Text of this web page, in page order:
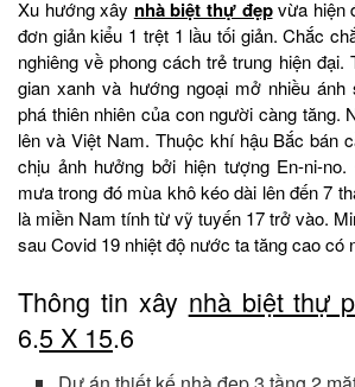
Xu hướng xây nhà biệt thự đẹpvừa hiện
đơn giản kiểu 1 trệt 1 lầu tối giản. Chắc
nghiêng về phong cách trẻ trung hiện đại.
gian xanh và hướng ngoại mở nhiều
phá thiên nhiên của con người càng tăng.
lên và Việt Nam. Thuộc khí hậu Bắc bán
chịu ảnh hưởng bởi hiện tượng En-ni-
mưa trong đó mùa khô kéo dài lên đến 7
là miền Nam tính từ vỹ tuyến 17 trở vào.
sau Covid 19 nhiệt độ nước ta tăng cao có
Thông tin xây nhà biệt thự
6.5 X 15.6